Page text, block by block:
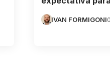
IVAN FORMIGONI